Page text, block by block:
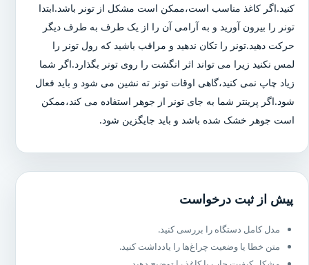
کنید.اگر کاغذ مناسب است،ممکن است مشکل از تونر باشد.ابتدا
تونر را بیرون آورید و به آرامی آن را از یک طرف به طرف دیگر
حرکت دهید.تونر را تکان ندهید و مراقب باشید که رول تونر را
لمس نکنید زیرا می تواند اثر انگشت را روی تونر بگذارد.اگر شما
زیاد چاپ نمی کنید،گاهی اوقات تونر ته نشین می شود و باید فعال
شود.اگر پرینتر شما به جای تونر از جوهر استفاده می کند،ممکن
است جوهر خشک شده باشد و باید جایگزین شود.
پیش از ثبت درخواست
مدل کامل دستگاه را بررسی کنید.
متن خطا یا وضعیت چراغ‌ها را یادداشت کنید.